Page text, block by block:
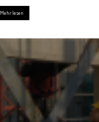
Mehr lesen